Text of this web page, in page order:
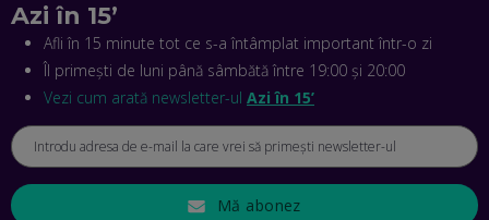
REVOLUȚIONA LIVRĂRILE RAPIDE, DIN ROMÂNIA PÂNĂ ÎN
ASIA
ANDREI NICOARĂ, EXPERT ÎN E-GUVERNARE: N-O SĂ NE
RESPECTĂM OBLIGAȚIILE EUROPENE, VOM AVEA
PROBLEME
EP. 42
Azi în 15’
Afli în 15 minute tot ce s-a întâmplat important într-o zi
Îl primești de luni până sâmbătă între 19:00 și 20:00
Vezi cum arată newsletter-ul Azi în 15’
Mă abonez